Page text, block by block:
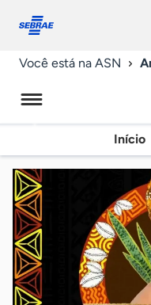
conosco
Você está na ASN
Início